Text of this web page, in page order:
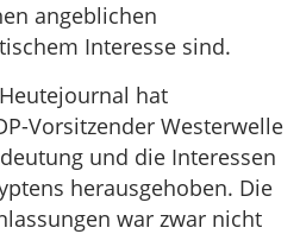
angeblichen
Interesse sind.
hat
Vorsitzender Westerwelle
und die Interessen
herausgehoben. Die
war zwar nicht